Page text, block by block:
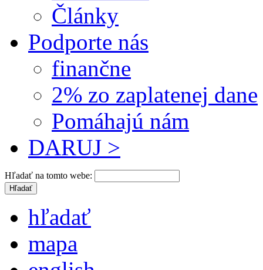
Články
Podporte nás
finančne
2% zo zaplatenej dane
Pomáhajú nám
DARUJ >
Hľadať na tomto webe:
hľadať
mapa